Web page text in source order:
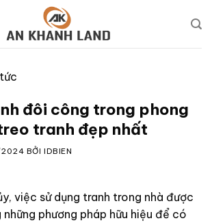
đôi công trong phong
tranh đẹp nhất
BỞIIDBIEN
việc sử dụng tranh trong nhà được
phương pháp hữu hiệu để có